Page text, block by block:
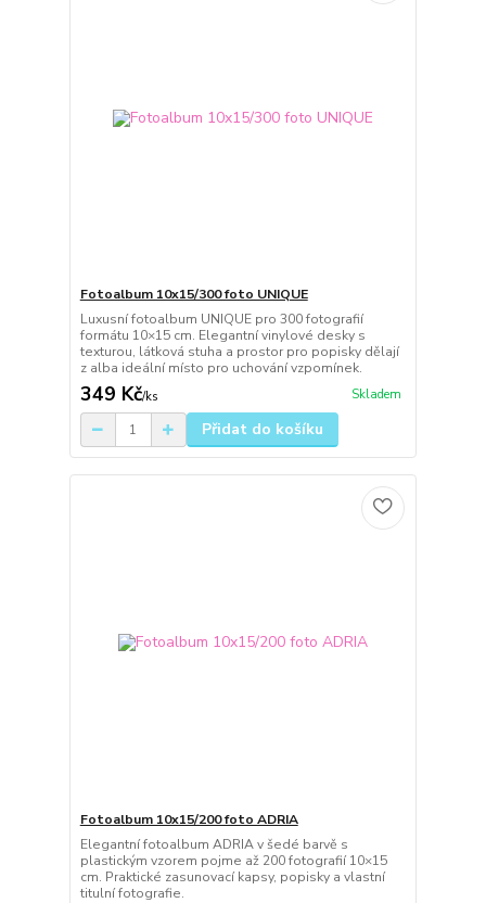
Fotoalbum 10x15/300 foto UNIQUE
Luxusní fotoalbum UNIQUE pro 300 fotografií
formátu 10×15 cm. Elegantní vinylové desky s
texturou, látková stuha a prostor pro popisky dělají
z alba ideální místo pro uchování vzpomínek.
349 Kč/ks Skladem
Přidat do košíku
Fotoalbum 10x15/200 foto ADRIA
Elegantní fotoalbum ADRIA v šedé barvě s
plastickým vzorem pojme až 200 fotografií 10×15
cm. Praktické zasunovací kapsy, popisky a vlastní
titulní fotografie.